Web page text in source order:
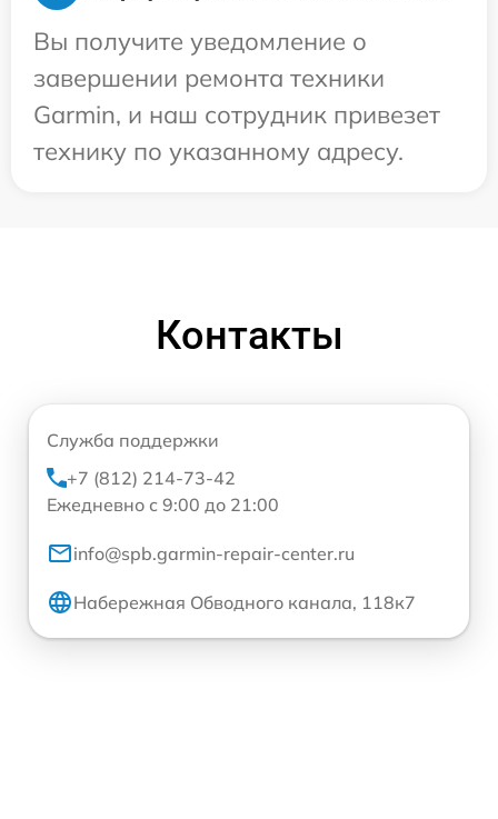
Вы получите уведомление о
завершении ремонта техники
Garmin, и наш сотрудник привезет
технику по указанному адресу.
Контакты
Служба поддержки
+7 (812) 214-73-42
Ежедневно с 9:00 до 21:00
info@spb.garmin-repair-center.ru
Набережная Обводного канала, 118к7